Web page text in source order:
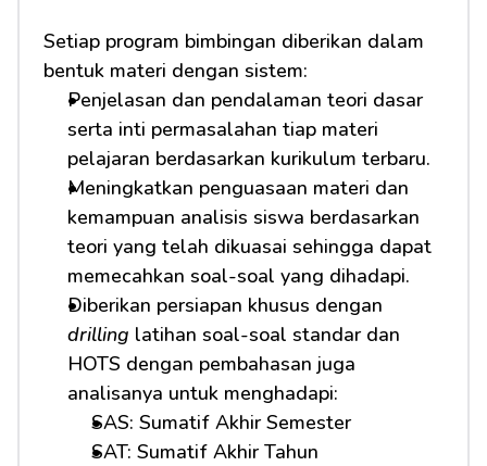
Setiap program bimbingan diberikan dalam
bentuk materi dengan sistem:
Penjelasan dan pendalaman teori dasar
serta inti permasalahan tiap materi
pelajaran berdasarkan kurikulum terbaru.
Meningkatkan penguasaan materi dan
kemampuan analisis siswa berdasarkan
teori yang telah dikuasai sehingga dapat
memecahkan soal-soal yang dihadapi.
drilling latihan soal-soal standar dan
HOTS dengan pembahasan juga
analisanya untuk menghadapi:
SAS: Sumatif Akhir Semester
SAT: Sumatif Akhir Tahun